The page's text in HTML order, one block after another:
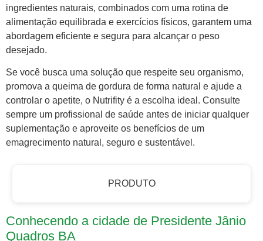
ingredientes naturais, combinados com uma rotina de
alimentação equilibrada e exercícios físicos, garantem uma
abordagem eficiente e segura para alcançar o peso
desejado.
Se você busca uma solução que respeite seu organismo,
promova a queima de gordura de forma natural e ajude a
controlar o apetite, o Nutrifity é a escolha ideal. Consulte
sempre um profissional de saúde antes de iniciar qualquer
suplementação e aproveite os benefícios de um
emagrecimento natural, seguro e sustentável.
PRODUTO
Conhecendo a cidade de Presidente Jânio
Quadros BA